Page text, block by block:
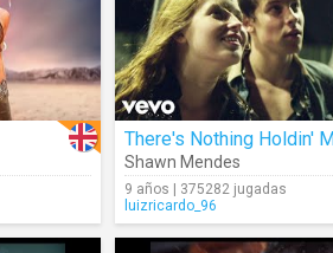
Shawn Mendes
9 años | 375282 jugadas
luizricardo_96